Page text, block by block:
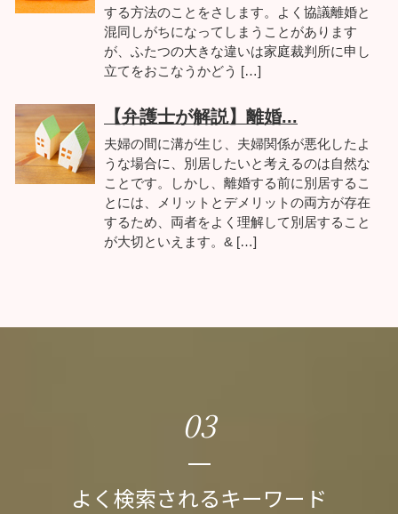
する方法のことをさします。よく協議離婚と
混同しがちになってしまうことがあります
が、ふたつの大きな違いは家庭裁判所に申し
立てをおこなうかどう […]
【弁護士が解説】離婚...
夫婦の間に溝が生じ、夫婦関係が悪化したよ
うな場合に、別居したいと考えるのは自然な
ことです。しかし、離婚する前に別居するこ
とには、メリットとデメリットの両方が存在
するため、両者をよく理解して別居すること
が大切といえます。& […]
03
よく検索されるキーワード